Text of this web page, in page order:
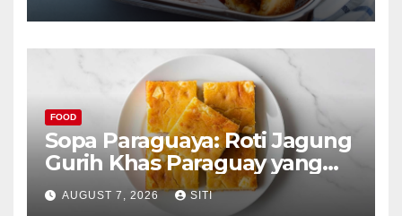
FOOD
Sopa Paraguaya: Roti Jagung
Gurih Khas Paraguay yang
Unik
AUGUST 7, 2026 SITI